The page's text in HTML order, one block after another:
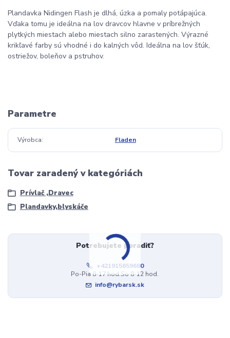
Plandavka Nidingen Flash je dlhá, úzka a pomaly potápajúca.
Vďaka tomu je ideálna na lov dravcov hlavne v príbrežných
plytkých miestach alebo miestach silno zarastených. Výrazné
krikľavé farby sú vhodné i do kalných vôd. Ideálna na lov šťúk,
ostriežov, boleňov a pstruhov.
Parametre
Výrobca Fladen
Tovar zaradený v kategóriách
Prívlač ,Dravec
Plandavky,blyskáče
Potrebujete poradiť?
+421915659680
Po-Pia 8-17 hod.So 8-12 hod.
info@rybarsk.sk